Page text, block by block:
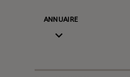
ANNUAIRE
